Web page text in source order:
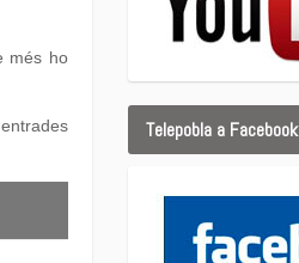
més ho
Telepobla a Facebook